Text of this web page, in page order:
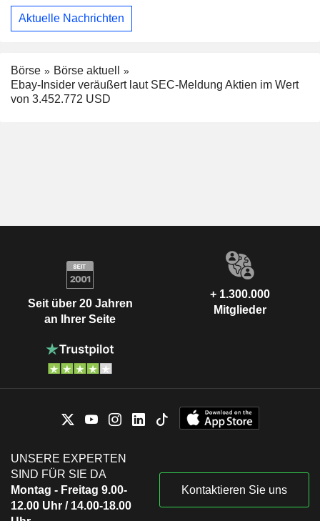
Aktuelle Nachrichten
Börse
Börse aktuell
Ebay-Insider veräußert laut SEC-Meldung Aktien im Wert
von 3.452.772 USD
Seit über 20 Jahren
an Ihrer Seite
+ 1.300.000
Mitglieder
UNSERE EXPERTEN
SIND FÜR SIE DA
Montag - Freitag 9.00-
12.00 Uhr / 14.00-18.00
Kontaktieren Sie uns